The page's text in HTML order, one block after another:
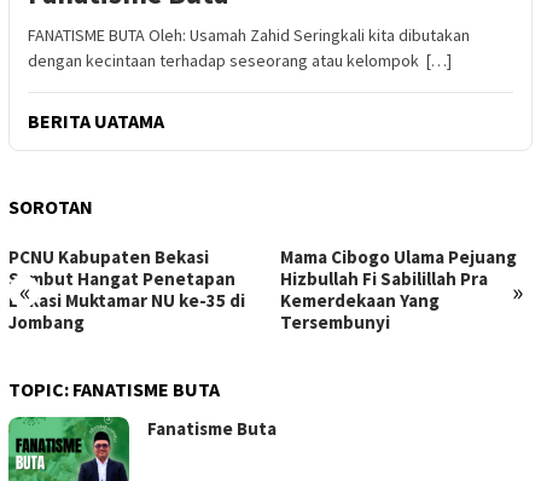
FANATISME BUTA Oleh: Usamah Zahid Seringkali kita dibutakan
dengan kecintaan terhadap seseorang atau kelompok […]
BERITA UATAMA
SOROTAN
« »
PCNU Kabupaten Bekasi
Sambut Hangat Penetapan
Lokasi Muktamar NU ke-35 di
Jombang
Mama Cibogo Ulama Pejuang
Hizbullah Fi Sabilillah Pra
Kemerdekaan Yang
Tersembunyi
TOPIC: FANATISME BUTA
Fanatisme Buta